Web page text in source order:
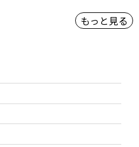
もっと見る